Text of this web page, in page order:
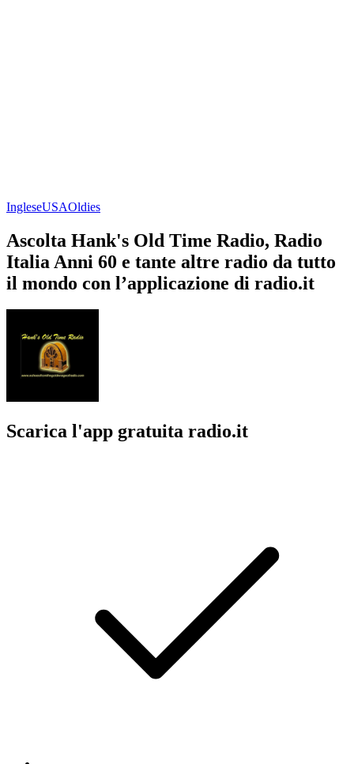
IngleseUSAOldies
Ascolta Hank's Old Time Radio, Radio
Italia Anni 60 e tante altre radio da tutto
il mondo con l’applicazione di radio.it
Scarica l'app gratuita radio.it